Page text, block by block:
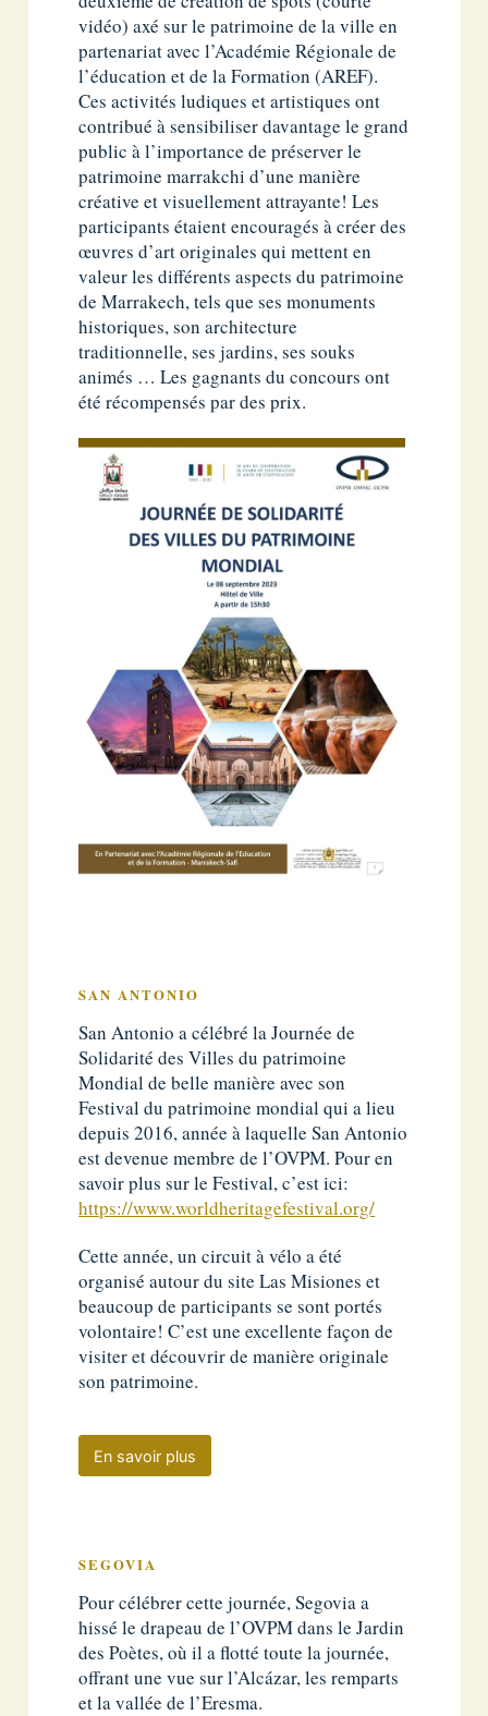
vidéo) axé sur le patrimoine de la ville en
partenariat avec l’Académie Régionale de
l’éducation et de la Formation (AREF).
Ces activités ludiques et artistiques ont
contribué à sensibiliser davantage le grand
public à l’importance de préserver le
patrimoine marrakchi d’une manière
créative et visuellement attrayante! Les
participants étaient encouragés à créer des
œuvres d’art originales qui mettent en
valeur les différents aspects du patrimoine
de Marrakech, tels que ses monuments
historiques, son architecture
traditionnelle, ses jardins, ses souks
animés … Les gagnants du concours ont
été récompensés par des prix.
SAN ANTONIO
San Antonio a célébré la Journée de
Solidarité des Villes du patrimoine
Mondial de belle manière avec son
Festival du patrimoine mondial qui a lieu
depuis 2016, année à laquelle San Antonio
est devenue membre de l’OVPM. Pour en
savoir plus sur le Festival, c’est ici:
https://www.worldheritagefestival.org/
Cette année, un circuit à vélo a été
organisé autour du site Las Misiones et
beaucoup de participants se sont portés
volontaire! C’est une excellente façon de
visiter et découvrir de manière originale
son patrimoine.
En savoir plus
SEGOVIA
Pour célébrer cette journée, Segovia a
hissé le drapeau de l’OVPM dans le Jardin
des Poètes, où il a flotté toute la journée,
offrant une vue sur l’Alcázar, les remparts
et la vallée de l’Eresma.